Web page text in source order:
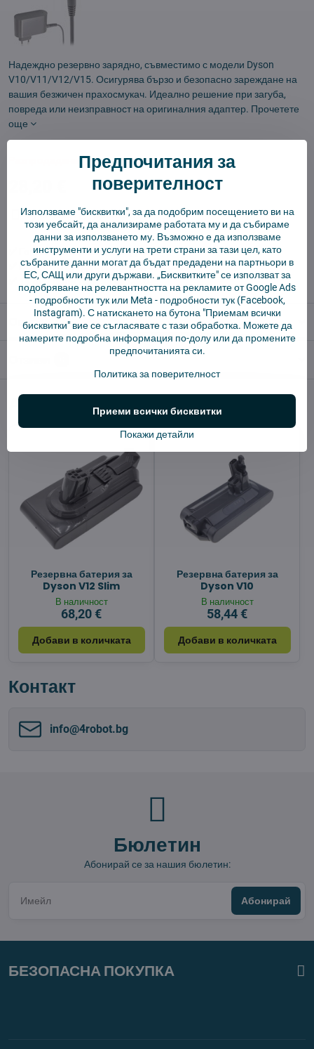
Надеждно резервно зарядно, съвместимо с модели Dyson
V10/V11/V12/V15. Осигурява бързо и безопасно зареждане на
вашия безжичен прахосмукач. Идеално решение при загуба,
повреда или неизправност на оригиналния адаптер. Прочетете
още
Куче пазач Доставки
✅ Готов за изпращане веднага
✅ БЕЗПЛАТНА доставка над 55 EUR.
✅ 14 дни политика за връщане
Описание
Алтернативни продукти
Резервна батерия за
Dyson V12 Slim
В наличност
68,20 €
Добави в количката
Резервна батерия за
Dyson V10
В наличност
58,44 €
Добави в количката
Контакт
info​@4robot​.bg
Бюлетин
Абонирай се за нашия бюлетин:
Абонирай
БЕЗОПАСНА ПОКУПКА
Предпочитания за
поверителност
Използваме "бисквитки", за да подобрим посещението ви на
този уебсайт, да анализираме работата му и да събираме
данни за използването му. Възможно е да използваме
инструменти и услуги на трети страни за тази цел, като
събраните данни могат да бъдат предадени на партньори в
ЕС, САЩ или други държави. „Бисквитките" се използват за
подобряване на релевантността на рекламите от Google Ads
- подробности тукили Meta - подробности тук(Facebook,
Instagram). С натискането на бутона "Приемам всички
бисквитки" вие се съгласявате с тази обработка. Можете да
намерите подробна информация по-долу или да промените
предпочитанията си.
Политика за поверителност
Покажи детайли
Приеми всички бисквитки